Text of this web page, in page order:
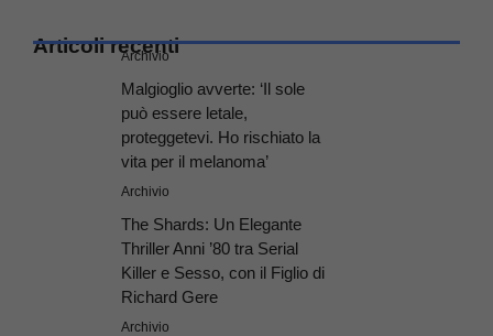
Articoli recenti
Archivio
Malgioglio avverte: ‘Il sole
può essere letale,
proteggetevi. Ho rischiato la
vita per il melanoma’
Archivio
The Shards: Un Elegante
Thriller Anni ’80 tra Serial
Killer e Sesso, con il Figlio di
Richard Gere
Archivio